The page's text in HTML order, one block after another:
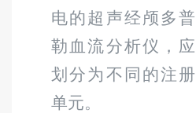
电的超声经颅多普
勒血流分析仪，应
划分为不同的注册
单元。